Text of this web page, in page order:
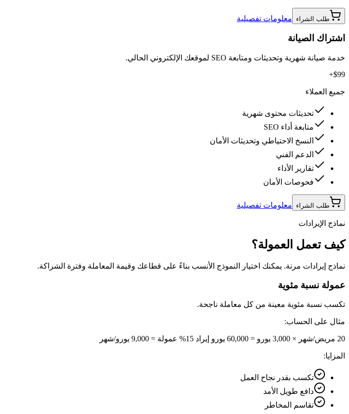
طلب الشراء معلومات تفصيلية
اشتراك الصيانة
خدمة صيانة شهرية وتحديثات ومتابعة SEO لموقعك الإلكتروني الحالي.
$99+
جميع العملاء
تحديثات محتوى شهرية
متابعة أداء SEO
النسخ الاحتياطي وتحديثات الأمان
الدعم الفني
تقارير الأداء
فحوصات الأمان
طلب الشراء معلومات تفصيلية
نماذج الإيرادات
كيف تعمل العمولة؟
نماذج إيرادات مرنة. يمكنك اختيار النموذج الأنسب بناءً على قطاعك وقيمة المعاملة وفترة الشراكة.
عمولة نسبة مئوية
تكسب نسبة مئوية معينة من كل معاملة ناجحة.
مثال على الحساب:
20 مريض/شهر × 3,000 يورو = 60,000 يورو إيراد 15% عمولة = 9,000 يورو/شهر
المزايا:
تكسب بقدر نجاح العمل
دافع طويل الأمد
تقاسم المخاطر